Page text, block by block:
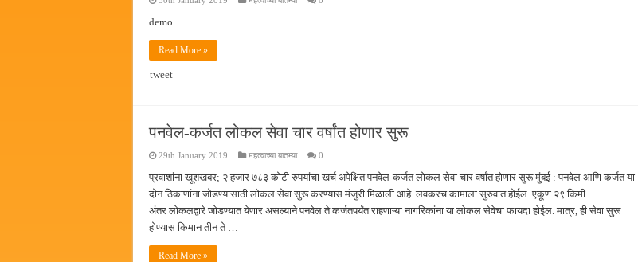
demo
Read More »
tweet
पनवेल-कर्जत लोकल सेवा चार वर्षांत होणार सुरू
29th January 2019 महत्वाच्या बातम्या 0
प्रवाशांना खूशखबर; २ हजार ७८३ कोटी रुपयांचा खर्च अपेक्षित पनवेल-कर्जत लोकल सेवा चार वर्षांत होणार सुरू मुंबई : पनवेल आणि कर्जत या
दोन ठिकाणांना जोडण्यासाठी लोकल सेवा सुरू करण्यास मंजुरी मिळाली आहे. लवकरच कामाला सुरुवात होईल. एकूण २९ किमी
अंतर लोकलद्वारे जोडण्यात येणार असल्याने पनवेल ते कर्जतपर्यंत राहणाऱ्या नागरिकांना या लोकल सेवेचा फायदा होईल. मात्र, ही सेवा सुरू
होण्यास किमान तीन ते …
Read More »